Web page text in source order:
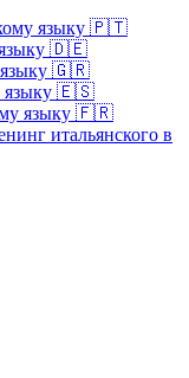
языку 🇵🇹
🇩🇪
🇬🇷
🇪🇸
языку 🇫🇷
итальянского в